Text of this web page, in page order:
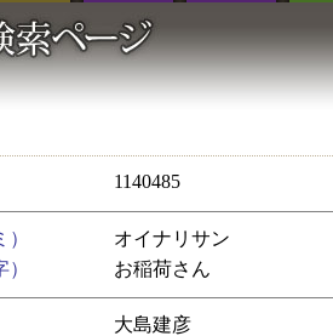
1140485
オイナリサン
お稲荷さん
大島建彦